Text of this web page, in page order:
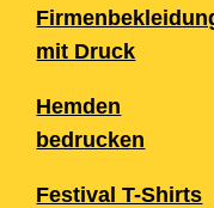
mit Druck
Hemden
bedrucken
Festival T-Shirts